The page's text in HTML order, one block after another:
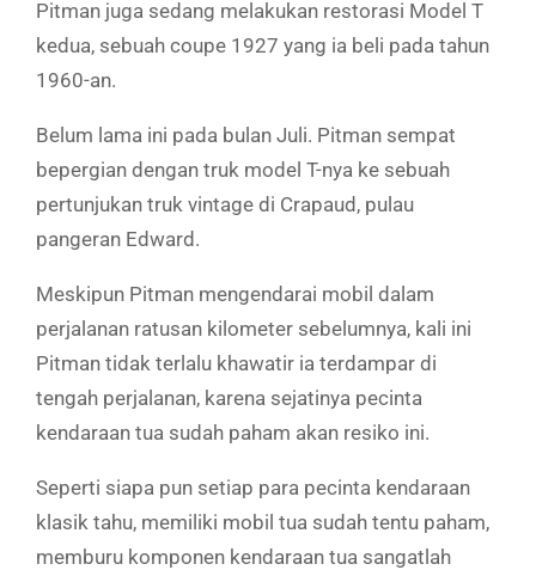
Pitman juga sedang melakukan restorasi Model T
kedua, sebuah coupe 1927 yang ia beli pada tahun
1960-an.
Belum lama ini pada bulan Juli. Pitman sempat
bepergian dengan truk model T-nya ke sebuah
pertunjukan truk vintage di Crapaud, pulau
pangeran Edward.
Meskipun Pitman mengendarai mobil dalam
perjalanan ratusan kilometer sebelumnya, kali ini
Pitman tidak terlalu khawatir ia terdampar di
tengah perjalanan, karena sejatinya pecinta
kendaraan tua sudah paham akan resiko ini.
Seperti siapa pun setiap para pecinta kendaraan
klasik tahu, memiliki mobil tua sudah tentu paham,
memburu komponen kendaraan tua sangatlah